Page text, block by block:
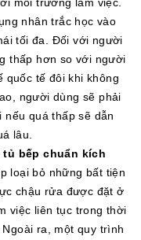
nhân trắc học vào
tối đa. Đối với người
thấp hơn so với người
quốc tế đôi khi không
người dùng sẽ phải
quá thấp sẽ dẫn
lâu.
bếp chuẩn kích
loại bỏ những bất tiện
chậu rửa được đặt ở
việc liên tục trong thời
ra, một quy trình